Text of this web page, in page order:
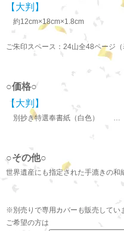
【大判】
約12cm×18cm×1.8cm
ご朱印スペース：24山全48ページ
○価格○
【大判】
別抄き特選奉書紙（白色） …
○その他○
世界遺産にも指定された手漉きの和
※別売りで専用カバーも販売してい
ご希望の方は